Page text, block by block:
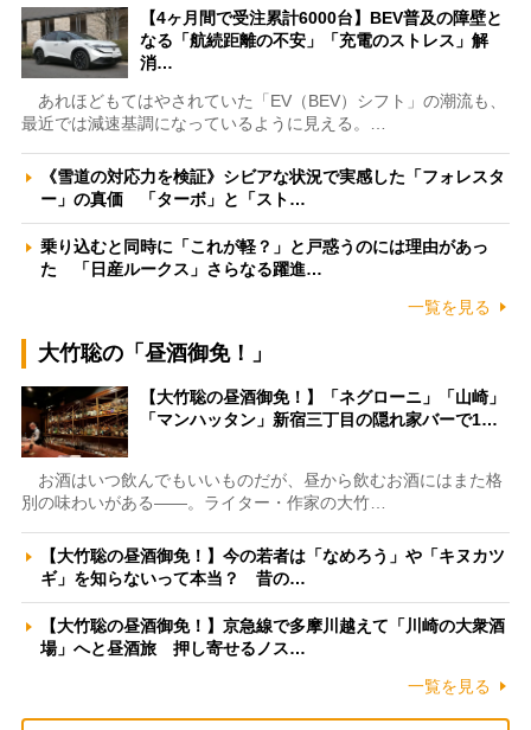
【4ヶ月間で受注累計6000台】BEV普及の障壁と
なる「航続距離の不安」「充電のストレス」解
消…
あれほどもてはやされていた「EV（BEV）シフト」の潮流も、
最近では減速基調になっているように見える。…
《雪道の対応力を検証》シビアな状況で実感した「フォレスタ
ー」の真価 「ターボ」と「スト…
乗り込むと同時に「これが軽？」と戸惑うのには理由があっ
た 「日産ルークス」さらなる躍進…
一覧を見る
大竹聡の「昼酒御免！」
【大竹聡の昼酒御免！】「ネグローニ」「山崎」
「マンハッタン」新宿三丁目の隠れ家バーで1…
お酒はいつ飲んでもいいものだが、昼から飲むお酒にはまた格
別の味わいがある――。ライター・作家の大竹…
【大竹聡の昼酒御免！】今の若者は「なめろう」や「キヌカツ
ギ」を知らないって本当？ 昔の…
【大竹聡の昼酒御免！】京急線で多摩川越えて「川崎の大衆酒
場」へと昼酒旅 押し寄せるノス…
一覧を見る